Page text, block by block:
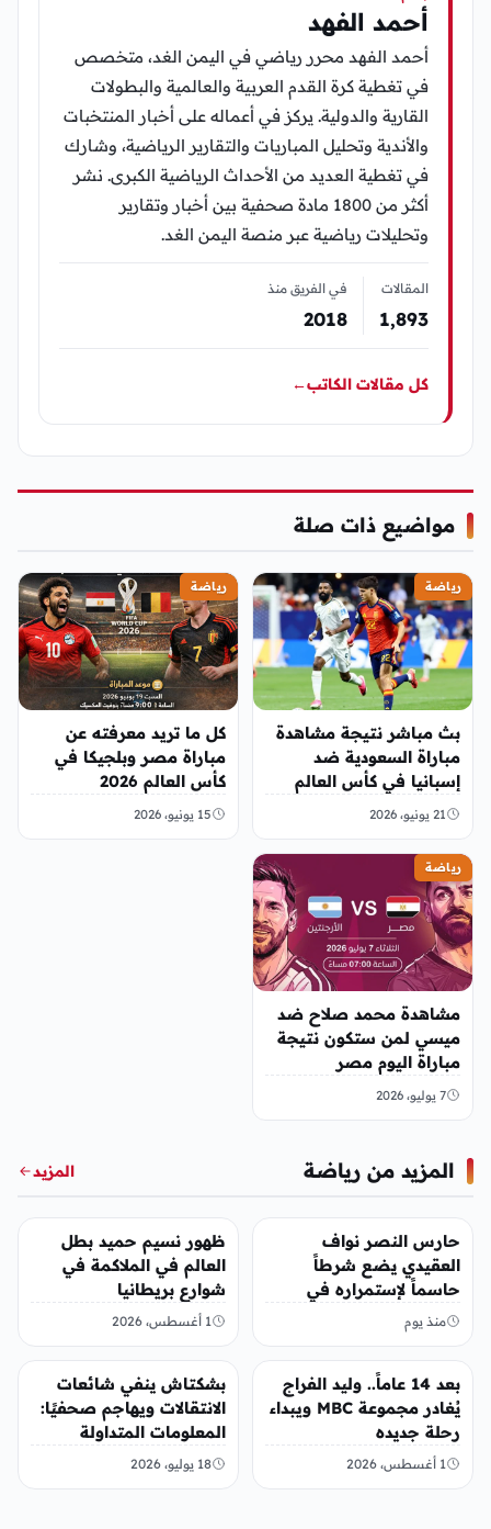
أحمد الفهد
أحمد الفهد محرر رياضي في اليمن الغد، متخصص
في تغطية كرة القدم العربية والعالمية والبطولات
القارية والدولية. يركز في أعماله على أخبار المنتخبات
والأندية وتحليل المباريات والتقارير الرياضية، وشارك
في تغطية العديد من الأحداث الرياضية الكبرى. نشر
أكثر من 1800 مادة صحفية بين أخبار وتقارير
وتحليلات رياضية عبر منصة اليمن الغد.
المقالات
1٬893
في الفريق منذ
2018
كل مقالات الكاتب←
مواضيع ذات صلة
رياضة
بث مباشر نتيجة مشاهدة
مباراة السعودية ضد
إسبانيا في كأس العالم
2026
21 يونيو، 2026
رياضة
كل ما تريد معرفته عن
مباراة مصر وبلجيكا في
كأس العالم 2026
15 يونيو، 2026
رياضة
مشاهدة محمد صلاح ضد
ميسي لمن ستكون نتيجة
مباراة اليوم مصر
والارجنتين
7 يوليو، 2026
المزيد من رياضة المزيد
حارس النصر نواف
العقيدي يضع شرطاً
حاسماً لإستمراره في
النادي
منذ يوم
ظهور نسيم حميد بطل
العالم في الملاكمة في
شوارع بريطانيا
1 أغسطس، 2026
بعد 14 عاماً.. وليد الفراج
يُغادر مجموعة MBC ويبداء
رحلة جديده
1 أغسطس، 2026
بشكتاش ينفي شائعات
الانتقالات ويهاجم صحفيًا:
المعلومات المتداولة
“مختلقة”
18 يوليو، 2026